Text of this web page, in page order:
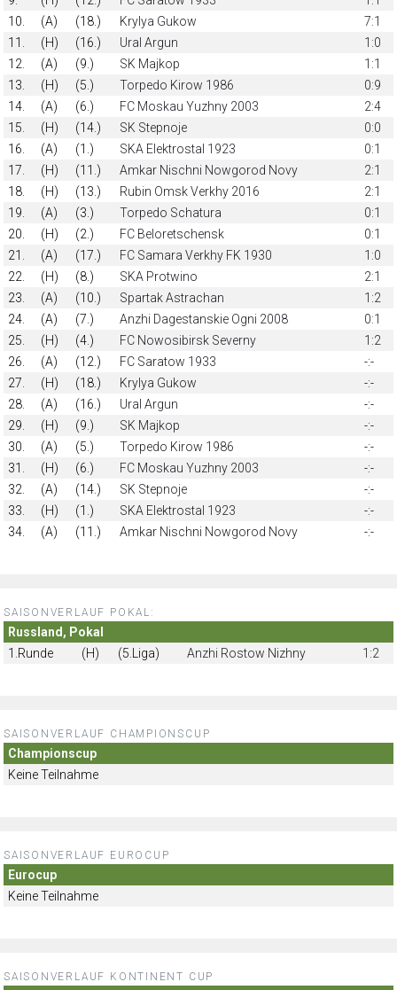
10.
(A) (18.) Krylya Gukow
7:1
11.
(H) (16.) Ural Argun
1:0
12.
(A) (9.) SK Majkop
1:1
13.
(H) (5.) Torpedo Kirow 1986
0:9
14.
(A) (6.) FC Moskau Yuzhny 2003
2:4
15.
(H) (14.) SK Stepnoje
0:0
16.
(A) (1.) SKA Elektrostal 1923
0:1
17.
(H) (11.) Amkar Nischni Nowgorod Novy
2:1
18.
(H) (13.) Rubin Omsk Verkhy 2016
2:1
19.
(A) (3.) Torpedo Schatura
0:1
20.
(H) (2.) FC Beloretschensk
0:1
21.
(A) (17.) FC Samara Verkhy FK 1930
1:0
22.
(H) (8.) SKA Protwino
2:1
23.
(A) (10.) Spartak Astrachan
1:2
24.
(A) (7.) Anzhi Dagestanskie Ogni 2008
0:1
25.
(H) (4.) FC Nowosibirsk Severny
1:2
26.
(A) (12.) FC Saratow 1933
-:-
27.
(H) (18.) Krylya Gukow
-:-
28.
(A) (16.) Ural Argun
-:-
29.
(H) (9.) SK Majkop
-:-
30.
(A) (5.) Torpedo Kirow 1986
-:-
31.
(H) (6.) FC Moskau Yuzhny 2003
-:-
32.
(A) (14.) SK Stepnoje
-:-
33.
(H) (1.) SKA Elektrostal 1923
-:-
34.
(A) (11.) Amkar Nischni Nowgorod Novy -:-
SAISONVERLAUF POKAL:
Russland, Pokal
1.Runde
(H) (5.Liga) Anzhi Rostow Nizhny 1:2
SAISONVERLAUF CHAMPIONSCUP
Championscup
Keine Teilnahme
SAISONVERLAUF EUROCUP
Eurocup
Keine Teilnahme
SAISONVERLAUF KONTINENT CUP